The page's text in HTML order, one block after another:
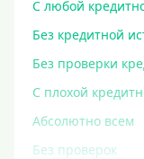
С любой
Без кредитной
Без проверки
С плохой
Абсолютно всем
Без проверок